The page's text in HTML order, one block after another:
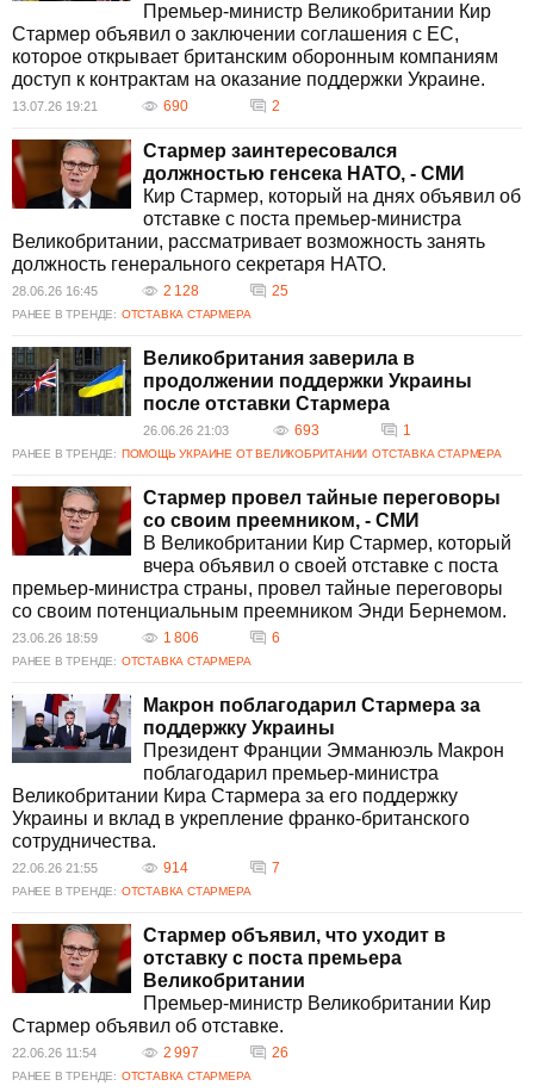
Премьер-министр Великобритании Кир
Стармер объявил о заключении соглашения с ЕС,
которое открывает британским оборонным компаниям
доступ к контрактам на оказание поддержки Украине.
13.07.26 19:21 690 2
Стармер заинтересовался
должностью генсека НАТО, - СМИ
Кир Стармер, который на днях объявил об
отставке с поста премьер-министра
Великобритании, рассматривает возможность занять
должность генерального секретаря НАТО.
28.06.26 16:45 2 128 25
РАНЕЕ В ТРЕНДЕ: ОТСТАВКА СТАРМЕРА
Великобритания заверила в
продолжении поддержки Украины
после отставки Стармера
26.06.26 21:03 693 1
РАНЕЕ В ТРЕНДЕ: ПОМОЩЬ УКРАИНЕ ОТ ВЕЛИКОБРИТАНИИ ОТСТАВКА СТАРМЕРА
Стармер провел тайные переговоры
со своим преемником, - СМИ
В Великобритании Кир Стармер, который
вчера объявил о своей отставке с поста
премьер-министра страны, провел тайные переговоры
со своим потенциальным преемником Энди Бернемом.
23.06.26 18:59 1 806 6
РАНЕЕ В ТРЕНДЕ: ОТСТАВКА СТАРМЕРА
Макрон поблагодарил Стармера за
поддержку Украины
Президент Франции Эмманюэль Макрон
поблагодарил премьер-министра
Великобритании Кира Стармера за его поддержку
Украины и вклад в укрепление франко-британского
сотрудничества.
22.06.26 21:55 914 7
РАНЕЕ В ТРЕНДЕ: ОТСТАВКА СТАРМЕРА
Стармер объявил, что уходит в
отставку с поста премьера
Великобритании
Премьер-министр Великобритании Кир
Стармер объявил об отставке.
22.06.26 11:54 2 997 26
РАНЕЕ В ТРЕНДЕ: ОТСТАВКА СТАРМЕРА